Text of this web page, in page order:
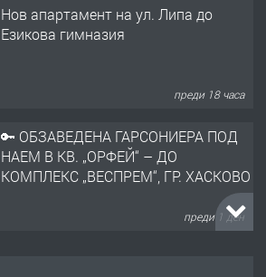
Нов апартамент на ул. Липа до
Езикова гимназия
преди 18 часа
🔑 ОБЗАВЕДЕНА ГАРСОНИЕРА ПОД
НАЕМ В КВ. „ОРФЕЙ“ – ДО
КОМПЛЕКС „ВЕСПРЕМ“, ГР. ХАСКОВО
преди 1 ден